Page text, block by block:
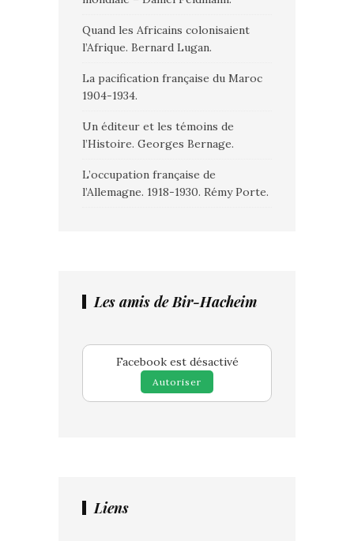
Quand les Africains colonisaient
l’Afrique. Bernard Lugan.
La pacification française du Maroc
1904-1934.
Un éditeur et les témoins de
l’Histoire. Georges Bernage.
L’occupation française de
l’Allemagne. 1918-1930. Rémy Porte.
Les amis de Bir-Hacheim
Facebook est désactivé
Autoriser
Liens